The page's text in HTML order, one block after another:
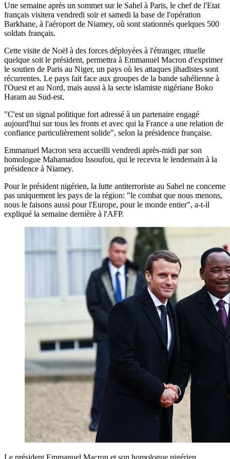
Une semaine après un sommet sur le Sahel à Paris, le chef de l'Etat
français visitera vendredi soir et samedi la base de l'opération
Barkhane, à l'aéroport de Niamey, où sont stationnés quelques 500
soldats français.
Cette visite de Noël à des forces déployées à l'étranger, rituelle
quelque soit le président, permettra à Emmanuel Macron d'exprimer
le soutien de Paris au Niger, un pays où les attaques jihadistes sont
récurrentes. Le pays fait face aux groupes de la bande sahélienne à
l'Ouest et au Nord, mais aussi à la secte islamiste nigériane Boko
Haram au Sud-est.
"C'est un signal politique fort adressé à un partenaire engagé
aujourd'hui sur tous les fronts et avec qui la France a une relation de
confiance particulièrement solide", selon la présidence française.
Emmanuel Macron sera accueilli vendredi après-midi par son
homologue Mahamadou Issoufou, qui le recevra le lendemain à la
présidence à Niamey.
Pour le président nigérien, la lutte antiterroriste au Sahel ne concerne
pas uniquement les pays de la région: "le combat que nous menons,
nous le faisons aussi pour l'Europe, pour le monde entier", a-t-il
expliqué la semaine dernière à l'AFP.
Le président Emmanuel Macron et son homologue nigérien